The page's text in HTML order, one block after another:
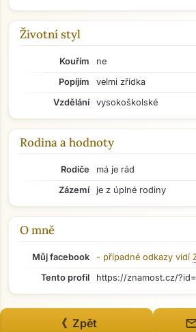
Životní styl
Kouřím
ne
Popíjím
velmi zřídka
Vzdělání
vysokoškolské
Rodina a hodnoty
Rodiče
má je rád
Zázemí
je z úplné rodiny
O mně
Můj facebook - případné odkazy vidí
Tento profil
https://znamost.cz/
《 Zpět